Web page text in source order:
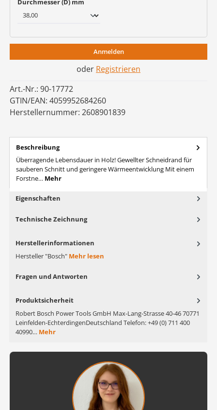
Durchmesser (D) mm
Anmelden
oder Registrieren
Art.-Nr.: 90-17772
GTIN/EAN: 4059952684260
Herstellernummer: 2608901839
Beschreibung
Überragende Lebensdauer in Holz! Gewellter Schneidrand für
sauberen Schnitt und geringere Wärmeentwicklung Mit einem
Forstne… Mehr
Eigenschaften
Technische Zeichnung
Herstellerinformationen
Hersteller "Bosch" Mehr lesen
Fragen und Antworten
Produktsicherheit
Robert Bosch Power Tools GmbH Max-Lang-Strasse 40-46 70771
Leinfelden-EchterdingenDeutschland Telefon: +49 (0) 711 400
40990… Mehr